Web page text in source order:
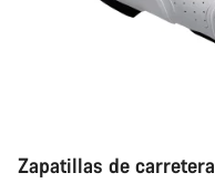
Zapatillas de carretera